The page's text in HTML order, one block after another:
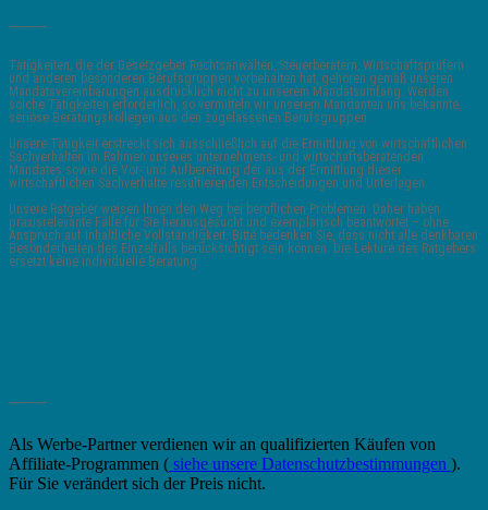
Tätigkeiten, die der Gesetzgeber Rechtsanwälten, Steuerberatern, Wirtschaftsprüfern
und anderen besonderen Berufsgruppen vorbehalten hat, gehören gemäß unseren
Mandatsvereinbarungen ausdrücklich nicht zu unserem Mandatsumfang. Werden
solche Tätigkeiten erforderlich, so vermitteln wir unserem Mandanten uns bekannte,
seriöse Beratungskollegen aus den zugelassenen Berufsgruppen.
Unsere Tätigkeit erstreckt sich ausschließlich auf die Ermittlung von wirtschaftlichen
Sachverhalten im Rahmen unseres unternehmens- und wirtschaftsberatenden
Mandates sowie die Vor- und Aufbereitung der aus der Ermittlung dieser
wirtschaftlichen Sachverhalte resultierenden Entscheidungen und Unterlagen.
Unsere Ratgeber weisen Ihnen den Weg bei beruflichen Problemen. Daher haben
praxisrelevante Fälle für Sie herausgesucht und exemplarisch beantwortet – ohne
Anspruch auf inhaltliche Vollständigkeit. Bitte bedenken Sie, dass nicht alle denkbaren
Besonderheiten des Einzelfalls berücksichtigt sein können. Die Lektüre des Ratgebers
ersetzt keine individuelle Beratung.
Als Werbe-Partner verdienen wir an qualifizierten Käufen von
Affiliate-Programmen ( siehe unsere Datenschutzbestimmungen ).
Für Sie verändert sich der Preis nicht.